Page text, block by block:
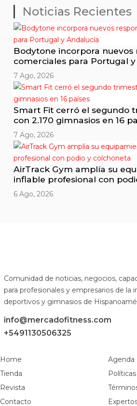
Noticias Recientes
Bodytone incorpora nuevos
comerciales para Portugal
7 Ago, 2026
Smart Fit cerró el segundo
con 2.170 gimnasios en 16
7 Ago, 2026
AirTrack Gym amplía su
inflable profesional con
6 Ago, 2026
Comunidad de noticias, negocios,
para profesionales y empresarios de la
deportivos y gimnasios de
info@mercadofitness.com
+5491130506325
Home
Tienda
Revista
Contacto
Agenda